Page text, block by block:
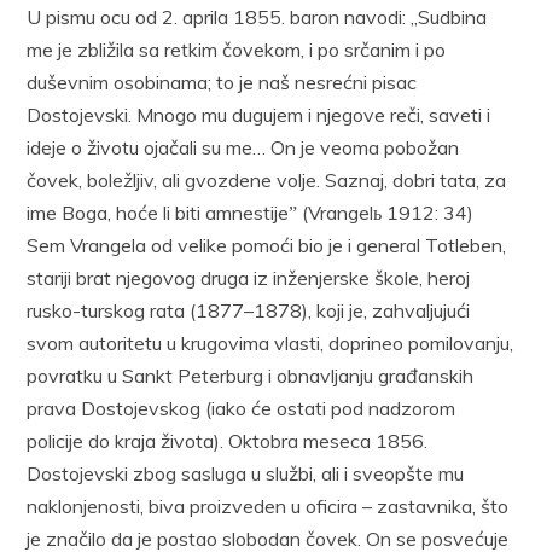
U pismu ocu od 2. aprila 1855. baron navodi: „Sudbina
me je zbližila sa retkim čovekom, i po srčanim i po
duševnim osobinama; to je naš nesrećni pisac
Dostojevski. Mnogo mu dugujem i njegove reči, saveti i
ideje o životu ojačali su me… On je veoma pobožan
čovek, boležljiv, ali gvozdene volje. Saznaj, dobri tata, za
ime Boga, hoće li biti amnestijeˮ (Vrangelь 1912: 34)
Sem Vrangela od velike pomoći bio je i general Totleben,
stariji brat njegovog druga iz inženjerske škole, heroj
rusko-turskog rata (1877–1878), koji je, zahvaljujući
svom autoritetu u krugovima vlasti, doprineo pomilovanju,
povratku u Sankt Peterburg i obnavljanju građanskih
prava Dostojevskog (iako će ostati pod nadzorom
policije do kraja života). Oktobra meseca 1856.
Dostojevski zbog sasluga u službi, ali i sveopšte mu
naklonjenosti, biva proizveden u oficira – zastavnika, što
je značilo da je postao slobodan čovek. On se posvećuje